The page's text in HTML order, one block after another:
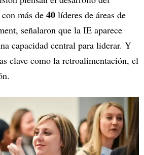
más de 40 líderes de áreas de
señalaron que la IE aparece
capacidad central para liderar. Y
clave como la retroalimentación, el